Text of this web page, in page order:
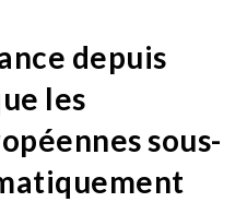
depuis
les
sous-